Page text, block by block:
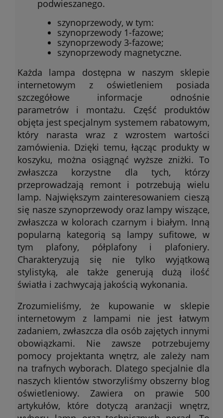
podwieszanego.
szynoprzewody, w tym:
szynoprzewody 1-fazowe;
szynoprzewody 3-fazowe;
szynoprzewody magnetyczne.
Każda lampa dostępna w naszym sklepie
internetowym z oświetleniem posiada
szczegółowe informacje odnośnie
parametrów i montażu. Część produktów
objęta jest specjalnym systemem rabatowym,
który narasta wraz z wzrostem wartości
zamówienia. Dzięki temu, łącząc produkty w
koszyku, można osiągnąć wyższe zniżki. To
zwłaszcza korzystne dla tych, którzy
przeprowadzają remont i potrzebują wielu
lamp. Największym zainteresowaniem cieszą
się nasze szynoprzewody oraz lampy wiszące,
zwłaszcza w kolorach czarnym i białym. Inną
popularną kategorią są lampy sufitowe, w
tym plafony, półplafony i plafoniery.
Charakteryzują się nie tylko wyjątkową
stylistyką, ale także generują dużą ilość
światła i zachwycają jakością wykonania.
Zrozumieliśmy, że kupowanie w sklepie
internetowym z lampami nie jest łatwym
zadaniem, zwłaszcza dla osób zajętych innymi
obowiązkami. Nie zawsze potrzebujemy
pomocy projektanta wnętrz, ale zależy nam
na trafnych wyborach. Dlatego specjalnie dla
naszych klientów stworzyliśmy obszerny blog
oświetleniowy. Zawiera on prawie 500
artykułów, które dotyczą aranżacji wnętrz,